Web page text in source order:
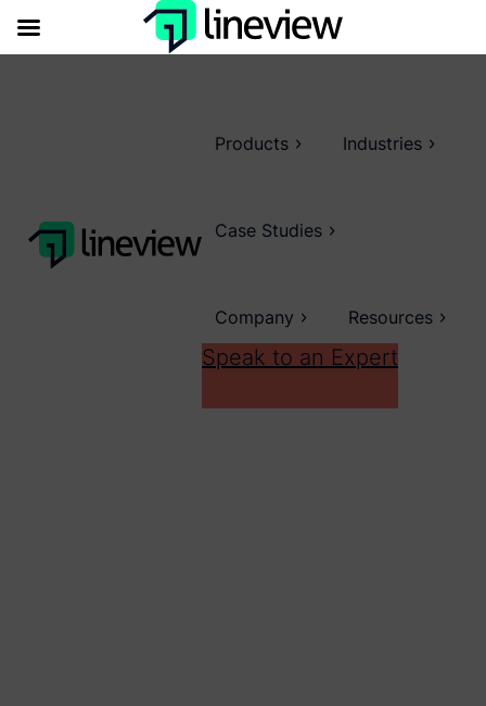
Products Industries
Case Studies
Company Resources
Speak to an Expert